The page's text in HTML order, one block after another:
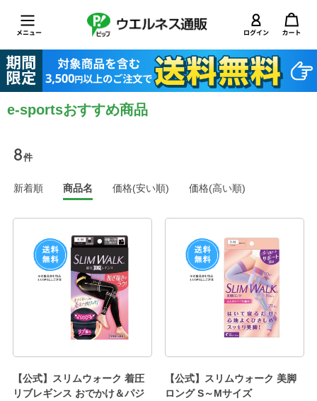
e-sportsおすすめ商品
8件
新着順 商品名 価格(安い順) 価格(高い順)
【公式】スリムウォーク 着圧
リブレギンス おでかけ＆パジ
【公式】スリムウォーク 美脚
ロング S～Mサイズ